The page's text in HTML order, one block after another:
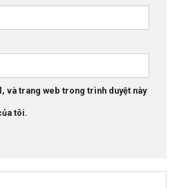
và trang web trong trình duyệt này
tôi.